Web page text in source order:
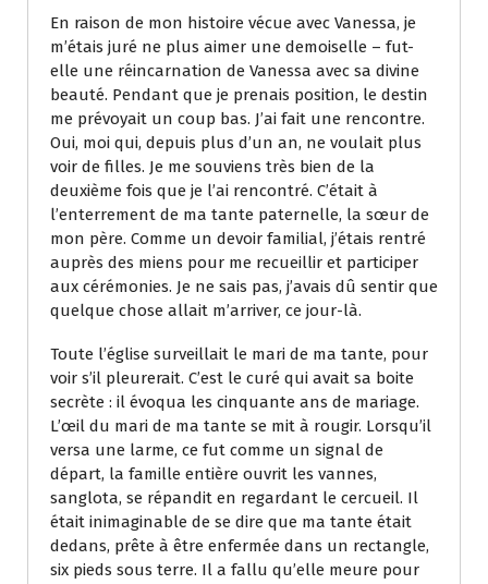
En raison de mon histoire vécue avec Vanessa, je
m’étais juré ne plus aimer une demoiselle – fut-
elle une réincarnation de Vanessa avec sa divine
beauté. Pendant que je prenais position, le destin
me prévoyait un coup bas. J’ai fait une rencontre.
Oui, moi qui, depuis plus d’un an, ne voulait plus
voir de filles. Je me souviens très bien de la
deuxième fois que je l’ai rencontré. C’était à
l’enterrement de ma tante paternelle, la sœur de
mon père. Comme un devoir familial, j’étais rentré
auprès des miens pour me recueillir et participer
aux cérémonies. Je ne sais pas, j’avais dû sentir que
quelque chose allait m’arriver, ce jour-là.
Toute l’église surveillait le mari de ma tante, pour
voir s’il pleurerait. C’est le curé qui avait sa boite
secrète : il évoqua les cinquante ans de mariage.
L’œil du mari de ma tante se mit à rougir. Lorsqu’il
versa une larme, ce fut comme un signal de
départ, la famille entière ouvrit les vannes,
sanglota, se répandit en regardant le cercueil. Il
était inimaginable de se dire que ma tante était
dedans, prête à être enfermée dans un rectangle,
six pieds sous terre. Il a fallu qu’elle meure pour